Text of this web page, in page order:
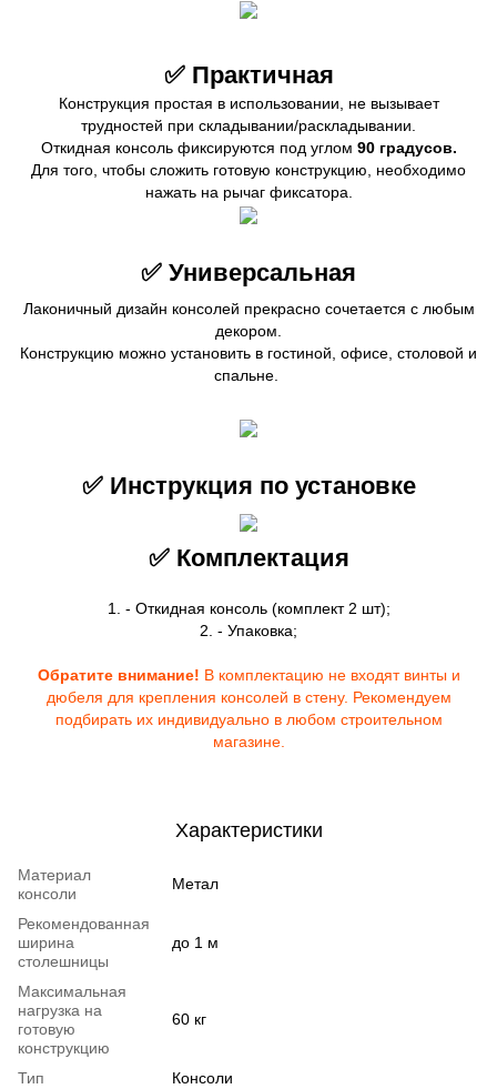
✅ Практичная
Конструкция простая в использовании, не вызывает
трудностей при складывании/раскладывании.
Откидная консоль фиксируются под углом 90 градусов.
Для того, чтобы сложить готовую конструкцию, необходимо
нажать на рычаг фиксатора.
✅ Универсальная
Лаконичный дизайн консолей прекрасно сочетается с любым
декором.
Конструкцию можно установить в гостиной, офисе, столовой и
спальне.
✅ Инструкция по установке
✅ Комплектация
1. - Откидная консоль (комплект 2 шт);
2. - Упаковка;
Обратите внимание! В комплектацию не входят винты и
дюбеля для крепления консолей в стену. Рекомендуем
подбирать их индивидуально в любом строительном
магазине.
Характеристики
Материал
консоли
Метал
Рекомендованная
ширина
столешницы
до 1 м
Максимальная
нагрузка на
готовую
конструкцию
60 кг
Тип
Консоли